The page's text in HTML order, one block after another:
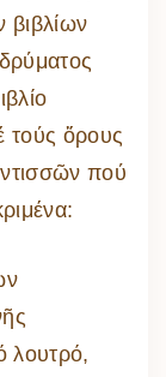
τούς ὅρους
πού
λουτρό,